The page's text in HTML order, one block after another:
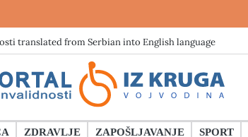
translated from Serbian into English language
ZDRAVLJE ZAPOŠLJAVANJE SPORT